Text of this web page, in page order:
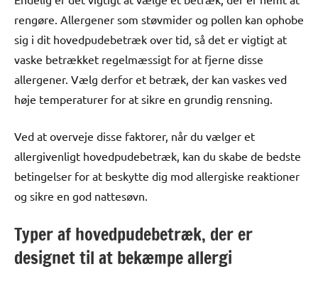
rengøre. Allergener som støvmider og pollen kan ophobe
sig i dit hovedpudebetræk over tid, så det er vigtigt at
vaske betrækket regelmæssigt for at fjerne disse
allergener. Vælg derfor et betræk, der kan vaskes ved
høje temperaturer for at sikre en grundig rensning.
Ved at overveje disse faktorer, når du vælger et
allergivenligt hovedpudebetræk, kan du skabe de bedste
betingelser for at beskytte dig mod allergiske reaktioner
og sikre en god nattesøvn.
Typer af hovedpudebetræk, der er
designet til at bekæmpe allergi